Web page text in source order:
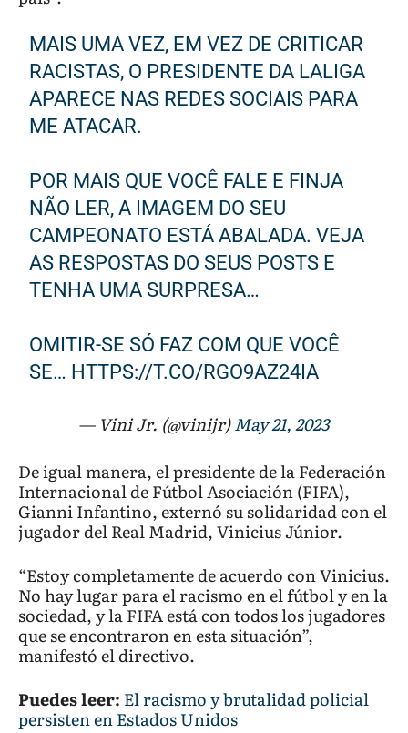
MAIS UMA VEZ, EM VEZ DE CRITICAR
RACISTAS, O PRESIDENTE DA LALIGA
APARECE NAS REDES SOCIAIS PARA
ME ATACAR.
POR MAIS QUE VOCÊ FALE E FINJA
NÃO LER, A IMAGEM DO SEU
CAMPEONATO ESTÁ ABALADA. VEJA
AS RESPOSTAS DO SEUS POSTS E
TENHA UMA SURPRESA…
OMITIR-SE SÓ FAZ COM QUE VOCÊ
SE… HTTPS://T.CO/RGO9AZ24IA
— Vini Jr. (@vinijr)May 21, 2023
De igual manera, el presidente de la Federación
Internacional de Fútbol Asociación (FIFA),
Gianni Infantino, externó su solidaridad con el
jugador del Real Madrid, Vinicius Júnior.
“Estoy completamente de acuerdo con Vinicius.
No hay lugar para el racismo en el fútbol y en la
sociedad, y la FIFA está con todos los jugadores
que se encontraron en esta situación”,
manifestó el directivo.
Puedes leer: El racismo y brutalidad policial
persisten en Estados Unidos